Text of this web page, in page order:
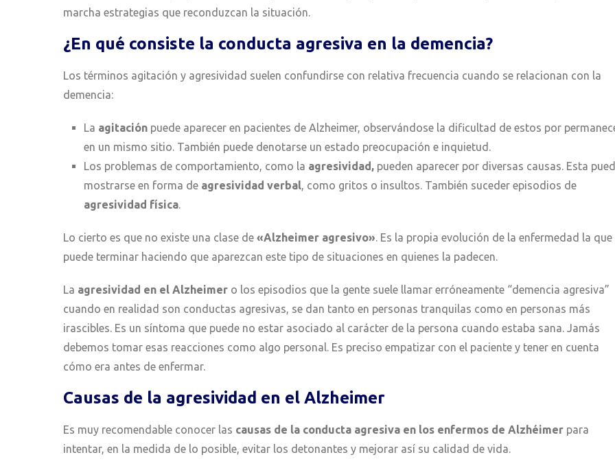
marcha estrategias que reconduzcan la situación.
¿En qué consiste la conducta agresiva en la demencia?
Los términos agitación y agresividad suelen confundirse con relativa frecuencia cuando se relacionan con la
demencia:
La agitación puede aparecer en pacientes de Alzheimer, observándose la dificultad de estos por
en un mismo sitio. También puede denotarse un estado preocupación e inquietud.
Los problemas de comportamiento, como la agresividad, pueden aparecer por diversas causas. Esta
mostrarse en forma de agresividad verbal, como gritos o insultos. También suceder episodios de
agresividad física.
Lo cierto es que no existe una clase de «Alzheimer agresivo». Es la propia evolución de la enfermedad la que
puede terminar haciendo que aparezcan este tipo de situaciones en quienes la padecen.
La agresividad en el Alzheimer o los episodios que la gente suele llamar erróneamente “demencia agresiva”
cuando en realidad son conductas agresivas, se dan tanto en personas tranquilas como en personas más
irascibles. Es un síntoma que puede no estar asociado al carácter de la persona cuando estaba sana. Jamás
debemos tomar esas reacciones como algo personal. Es preciso empatizar con el paciente y tener en cuenta
cómo era antes de enfermar.
Causas de la agresividad en el Alzheimer
Es muy recomendable conocer las causas de la conducta agresiva en los enfermos de Alzhéimer para
intentar, en la medida de lo posible, evitar los detonantes y mejorar así su calidad de vida.